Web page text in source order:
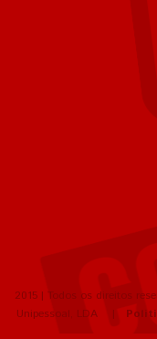
2015 | Todos os direitos
Unipessoal, LDA |